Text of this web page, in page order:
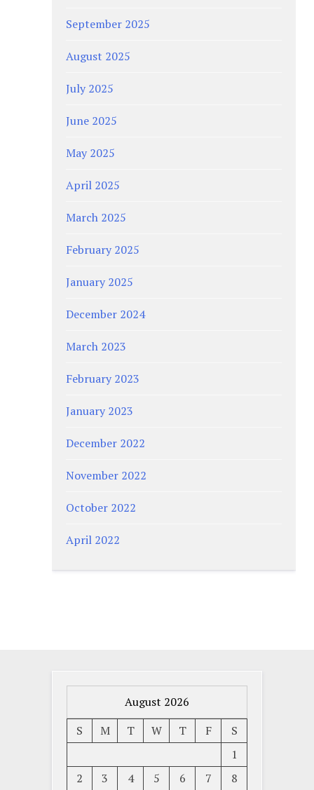
September 2025
August 2025
July 2025
June 2025
May 2025
April 2025
March 2025
February 2025
January 2025
December 2024
March 2023
February 2023
January 2023
December 2022
November 2022
October 2022
April 2022
August 2026
S
M T W T F
S
1
2
3 4 5 6 7 8